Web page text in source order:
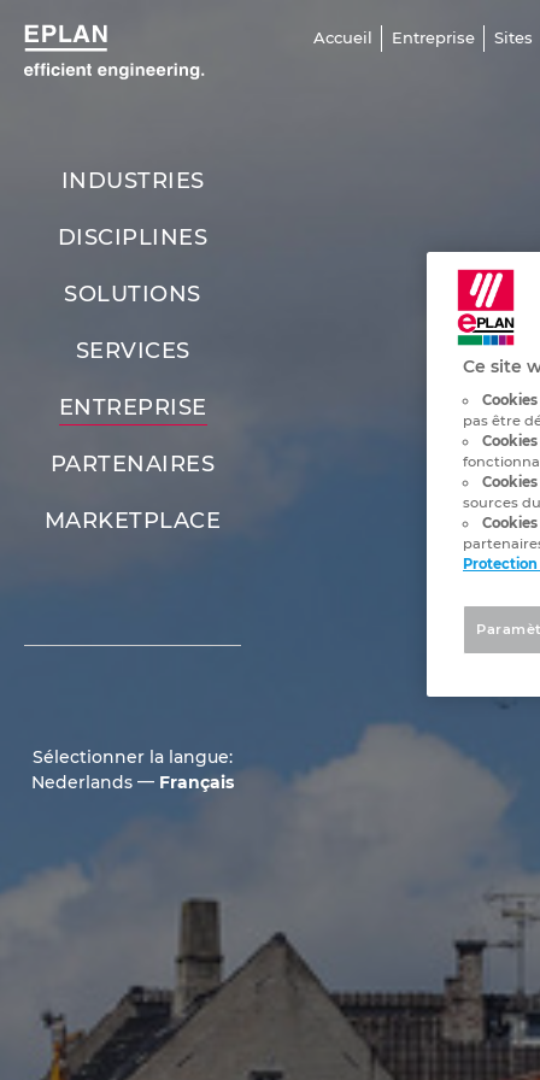
Accueil Entreprise Sites
INDUSTRIES
DISCIPLINES
SOLUTIONS
SERVICES
ENTREPRISE
PARTENAIRES
MARKETPLACE
Sélectionner la langue:
Nederlands — Français
Ce site
pas être
sources
Protection